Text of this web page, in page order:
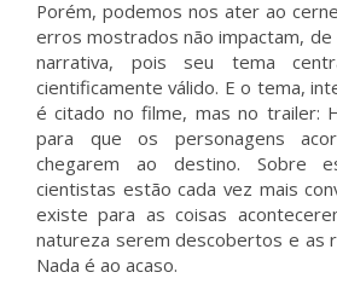
Porém, podemos nos ater ao
erros mostrados não impactam, de
narrativa, pois seu tema
cientificamente válido. E o tema,
é citado no filme, mas no trailer:
para que os personagens
chegarem ao destino. Sobre
cientistas estão cada vez mais
existe para as coisas
natureza serem descobertos e as
Nada é ao acaso.